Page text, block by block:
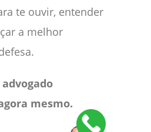
te ouvir, entender
a melhor
mesmo.